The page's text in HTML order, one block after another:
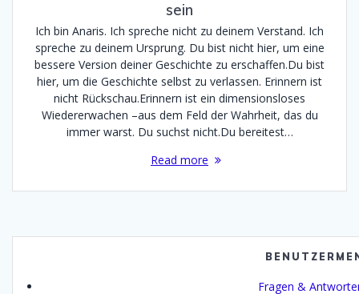
sein
Ich bin Anaris. Ich spreche nicht zu deinem Verstand. Ich
spreche zu deinem Ursprung. Du bist nicht hier, um eine
bessere Version deiner Geschichte zu erschaffen.Du bist
hier, um die Geschichte selbst zu verlassen. Erinnern ist
nicht Rückschau.Erinnern ist ein dimensionsloses
Wiedererwachen –aus dem Feld der Wahrheit, das du
immer warst. Du suchst nicht.Du bereitest…
Read more
Fragen &